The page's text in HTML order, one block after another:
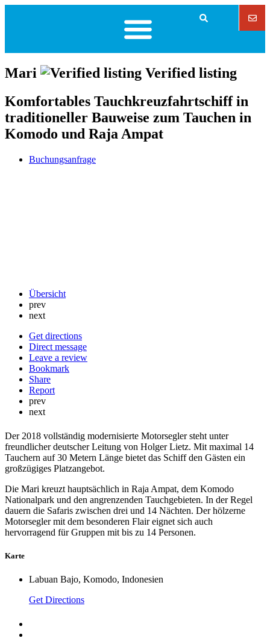
Mari
Verified listing
Komfortables Tauchkreuzfahrtschiff in
traditioneller Bauweise zum Tauchen in
Komodo und Raja Ampat
Buchungsanfrage
Übersicht
prev
next
Get directions
Direct message
Leave a review
Bookmark
Share
Report
prev
next
Der 2018 vollständig modernisierte Motorsegler steht unter
freundlicher deutscher Leitung von Holger Lietz. Mit maximal 14
Tauchern auf 30 Metern Länge bietet das Schiff den Gästen ein
großzügiges Platzangebot.
Die Mari kreuzt hauptsächlich in Raja Ampat, dem Komodo
Nationalpark und den angrenzenden Tauchgebieten. In der Regel
dauern die Safaris zwischen drei und 14 Nächten. Der hölzerne
Motorsegler mit dem besonderen Flair eignet sich auch
hervorragend für Gruppen mit bis zu 14 Personen.
Karte
Labuan Bajo, Komodo, Indonesien
Get Directions